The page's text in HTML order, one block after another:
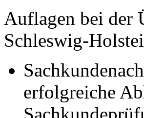
Auflagen bei der
Schleswig-
erfolgreiche